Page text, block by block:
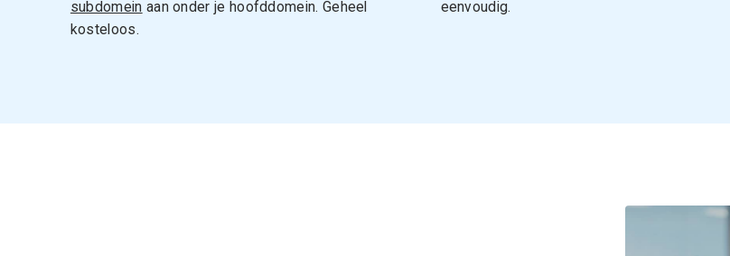
subdomein aan onder je hoofddomein. Geheel
kosteloos.
eenvoudig.